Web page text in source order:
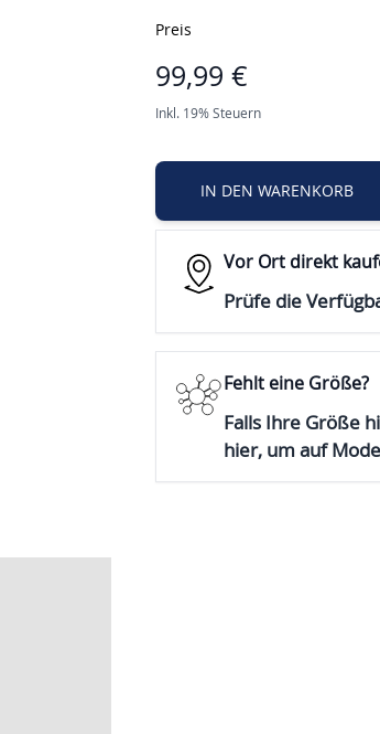
Preis
99,99 €
Inkl. 19% Steuern
IN DEN WARENKORB
Vor Ort direkt
Prüfe die
Fehlt eine Größe?
Falls Ihre Größe
hier, um auf